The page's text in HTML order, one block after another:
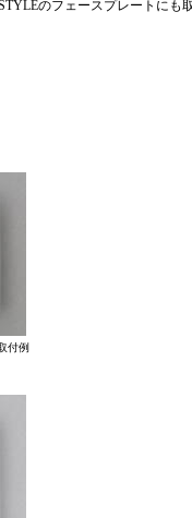
のフェースプレートにも
付例